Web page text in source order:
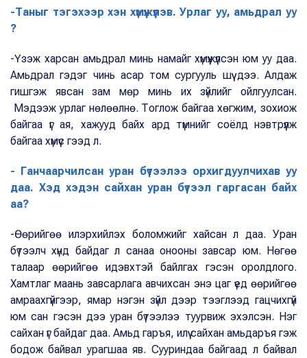
-Таныг тэгэхээр хэн хүмүүжүүлэв. Урлаг уу, амьдрал уу
?
-Үзэж харсан амьдрал минь намайг хүмүүжүүлсэн юм уу даа.
Амьдрал гэдэг чинь асар том сургууль шүү дээ. Алдаж
гишгэж явсан зам мөр минь их зүйлийг ойлгуулсан.
Мэдээж урлаг нөлөөлнө. Тоглож байгаа хөгжим, зохиож
байгаа үг ая, хажууд байх ард түмнийг соёлд нэвтрүүлж
байгаа хүмүүс гээд л.
- Ганчаарчилсан уран бүтээлээ орхигдуулчихав уу
даа. Хэд хэдэн сайхан уран бүтээл гаргасан байх
аа?
-Өөрийгөө илэрхийлэх боломжийг хайсан л даа. Уран
бүтээлч хүнд байдаг л санаа онооны завсар юм. Нөгөө
талаар өөрийгөө идэвхтэй байлгах гэсэн оролдлого.
Хамтлаг маань завсарлага авчихсан энэ цаг үед өөрийгөө
амраахгүйгээр, ямар нэгэн зүйл дээр тээглээд гацчихгүй
юм сан гэсэн дээ уран бүтээлээ туурвиж эхэлсэн. Нэг
сайхан үг байдаг даа. Амьд гаръя, илүү сайхан амьдаръя гэж
бодож байвал урагшаа яв. Сууриндаа байгаад л байвал